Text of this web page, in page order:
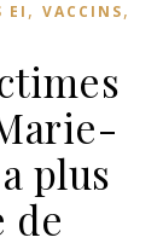
EI , VACCINS,
plus
de